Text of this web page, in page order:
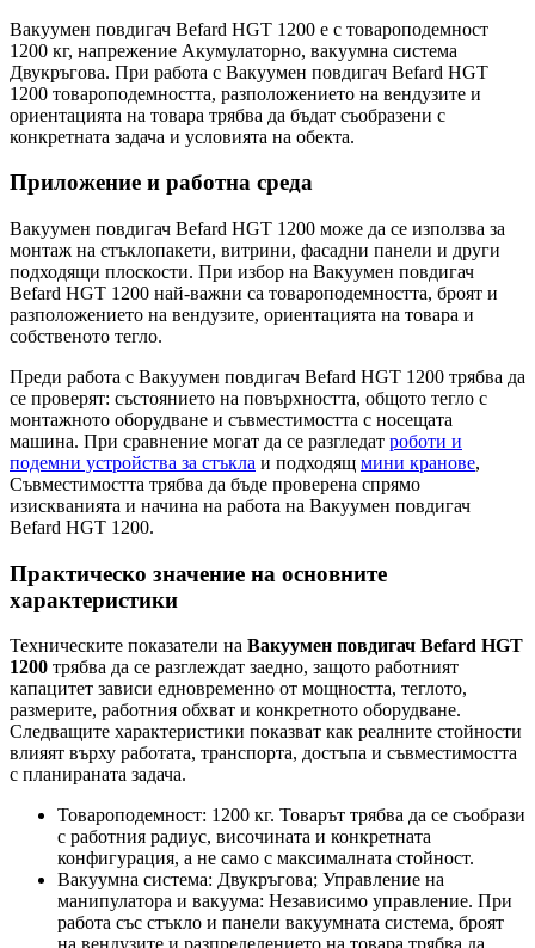
Вакуумен повдигач Befard HGT 1200 е с товароподемност
1200 кг, напрежение Акумулаторно, вакуумна система
Двукръгова. При работа с Вакуумен повдигач Befard HGT
1200 товароподемността, разположението на вендузите и
ориентацията на товара трябва да бъдат съобразени с
конкретната задача и условията на обекта.
Приложение и работна среда
Вакуумен повдигач Befard HGT 1200 може да се използва за
монтаж на стъклопакети, витрини, фасадни панели и други
подходящи плоскости. При избор на Вакуумен повдигач
Befard HGT 1200 най-важни са товароподемността, броят и
разположението на вендузите, ориентацията на товара и
собственото тегло.
Преди работа с Вакуумен повдигач Befard HGT 1200 трябва да
се проверят: състоянието на повърхността, общото тегло с
монтажното оборудване и съвместимостта с носещата
машина. При сравнение могат да се разгледат роботи и
подемни устройства за стъкла и подходящ мини кранове,
Съвместимостта трябва да бъде проверена спрямо
изискванията и начина на работа на Вакуумен повдигач
Befard HGT 1200.
Практическо значение на основните
характеристики
Техническите показатели на Вакуумен повдигач Befard HGT
1200 трябва да се разглеждат заедно, защото работният
капацитет зависи едновременно от мощността, теглото,
размерите, работния обхват и конкретното оборудване.
Следващите характеристики показват как реалните стойности
влияят върху работата, транспорта, достъпа и съвместимостта
с планираната задача.
Товароподемност: 1200 кг. Товарът трябва да се съобрази
с работния радиус, височината и конкретната
конфигурация, а не само с максималната стойност.
Вакуумна система: Двукръгова; Управление на
манипулатора и вакуума: Независимо управление. При
работа със стъкло и панели вакуумната система, броят